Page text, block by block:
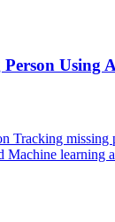
Using
Tracking missing
Machine learning